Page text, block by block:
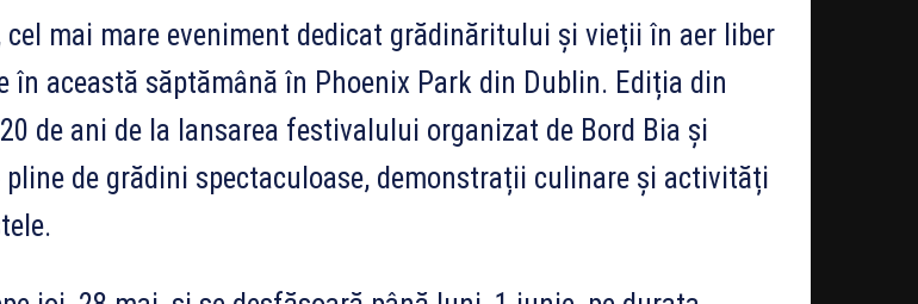
cel mai mare eveniment dedicat grădinăritului și vieții în aer liber
în această săptămână în Phoenix Park din Dublin. Ediția din
de ani de la lansarea festivalului organizat de Bord Bia și
de grădini spectaculoase, demonstrații culinare și activități